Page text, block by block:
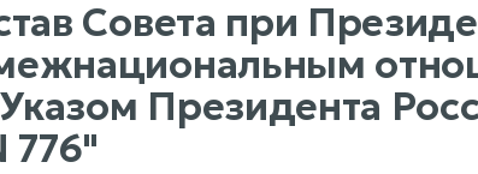
Совета при
Президента
776"